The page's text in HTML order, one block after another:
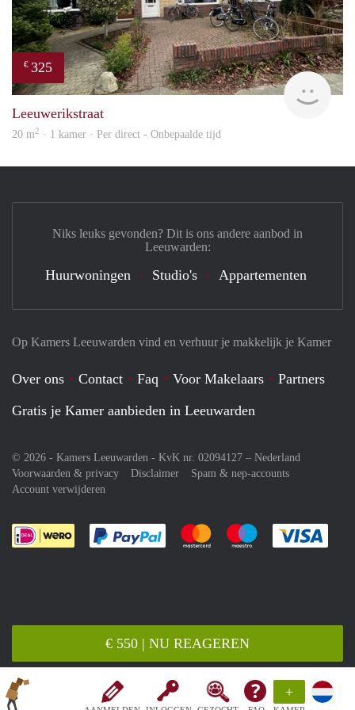
+
€ 550 | NU REAGEREN
€ 325
Leeuwerikstraat
20 m2 · 1 kamer · Per direct - Onbepaalde tijd
Op Kamers Leeuwarden vind en verhuur je makkelijk je Kamer
Over ons Contact Faq Voor Makelaars
Partners
Gratis je Kamer aanbieden in Leeuwarden
© 2026 - Kamers Leeuwarden - KvK nr. 02094127 – Nederland
Voorwaarden & privacy
Disclaimer
Spam & nep-accounts
Account verwijderen
Je rekent gemakkelijk af met Paypal
Je rekent gemakkelijk af met
Je rekent
Niks leuks gevonden? Dit is ons andere aanbod in
Leeuwarden:
Huurwoningen Studio's Appartementen